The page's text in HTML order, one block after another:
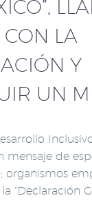
LA
Y
UN
mensaje de
organismos
“Declaración